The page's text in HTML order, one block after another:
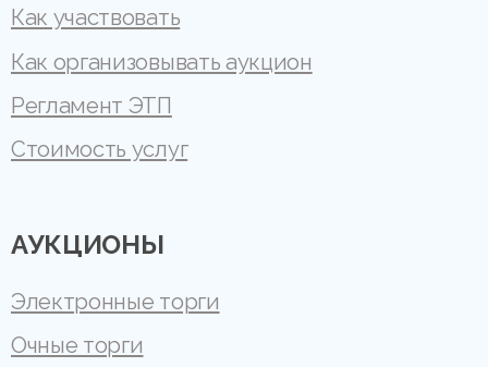
Как участвовать
Как организовывать аукцион
Регламент ЭТП
Стоимость услуг
АУКЦИОНЫ
Электронные торги
Очные торги